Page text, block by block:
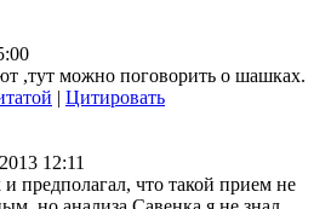
,тут можно поговорить о шашках.
| Цитировать
12:11
и предполагал, что такой прием не